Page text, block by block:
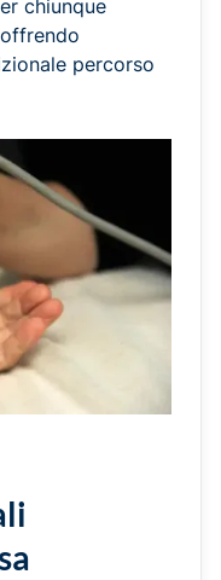
chiunque
percorso